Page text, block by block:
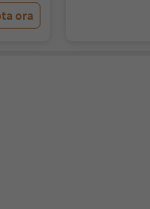
ora